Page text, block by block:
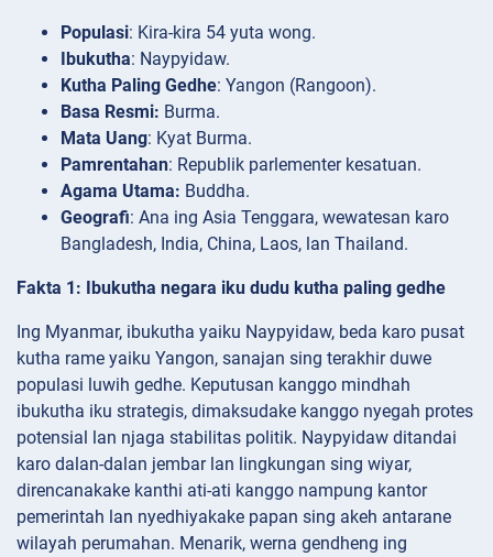
Populasi: Kira-kira 54 yuta wong.
Ibukutha: Naypyidaw.
Kutha Paling Gedhe: Yangon (Rangoon).
Basa Resmi: Burma.
Mata Uang: Kyat Burma.
Pamrentahan: Republik parlementer kesatuan.
Agama Utama: Buddha.
Geografi: Ana ing Asia Tenggara, wewatesan karo
Bangladesh, India, China, Laos, lan Thailand.
Fakta 1: Ibukutha negara iku dudu kutha paling gedhe
Ing Myanmar, ibukutha yaiku Naypyidaw, beda karo pusat
kutha rame yaiku Yangon, sanajan sing terakhir duwe
populasi luwih gedhe. Keputusan kanggo mindhah
ibukutha iku strategis, dimaksudake kanggo nyegah protes
potensial lan njaga stabilitas politik. Naypyidaw ditandai
karo dalan-dalan jembar lan lingkungan sing wiyar,
direncanakake kanthi ati-ati kanggo nampung kantor
pemerintah lan nyedhiyakake papan sing akeh antarane
wilayah perumahan. Menarik, werna gendheng ing